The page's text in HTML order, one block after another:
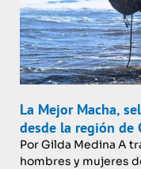
La Mejor Macha,
desde la región de
Por Gilda Medina A
hombres y mujeres